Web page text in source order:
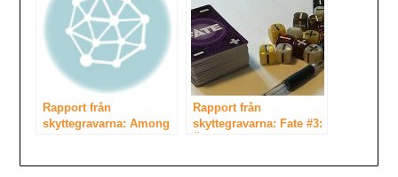
Rapport från
skyttegravarna: Among
Rapport från
skyttegravarna: Fate #3: